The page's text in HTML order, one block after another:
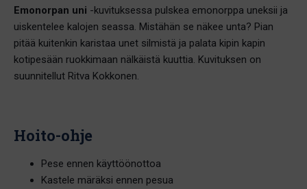
Emonorpan uni -kuvituksessa pulskea emonorppa uneksii ja
uiskentelee kalojen seassa. Mistähän se näkee unta? Pian
pitää kuitenkin karistaa unet silmistä ja palata kipin kapin
kotipesään ruokkimaan nälkäistä kuuttia. Kuvituksen on
suunnitellut Ritva Kokkonen.
Hoito-ohje
Pese ennen käyttöönottoa
Kastele märäksi ennen pesua